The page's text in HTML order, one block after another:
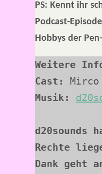
PS: Kennt ihr
Podcast-
Hobbys der
Weitere
Cast:
Musik:
Rechte
Dank geht